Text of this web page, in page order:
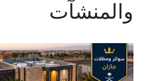
والمنشآت